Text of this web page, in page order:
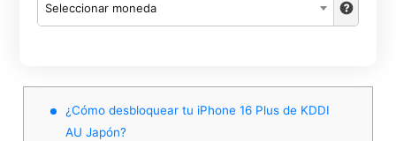
Seleccionar moneda
¿Cómo desbloquear tu iPhone 16 Plus de KDDI
AU Japón?